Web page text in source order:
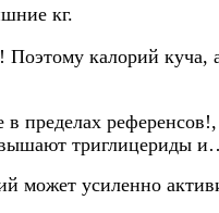
кг.
калорий
пределах
триглицериды
может усиленно